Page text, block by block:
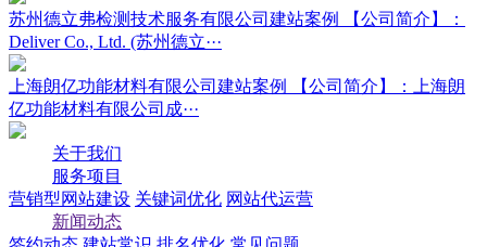
苏州德立弗检测技术服务有限公司建站案例
【公司简介】：
Deliver Co., Ltd. (苏州德立···
上海朗亿功能材料有限公司建站案例
【公司简介】：上海朗
亿功能材料有限公司成···
关于我们
服务项目
营销型网站建设 关键词优化 网站代运营
新闻动态